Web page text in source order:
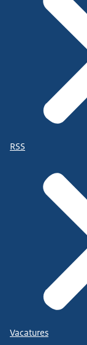
RSS
Vacatures